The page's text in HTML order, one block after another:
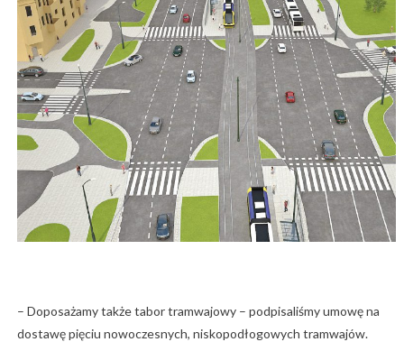
– Doposażamy także tabor tramwajowy – podpisaliśmy umowę na
dostawę pięciu nowoczesnych, niskopodłogowych tramwajów.